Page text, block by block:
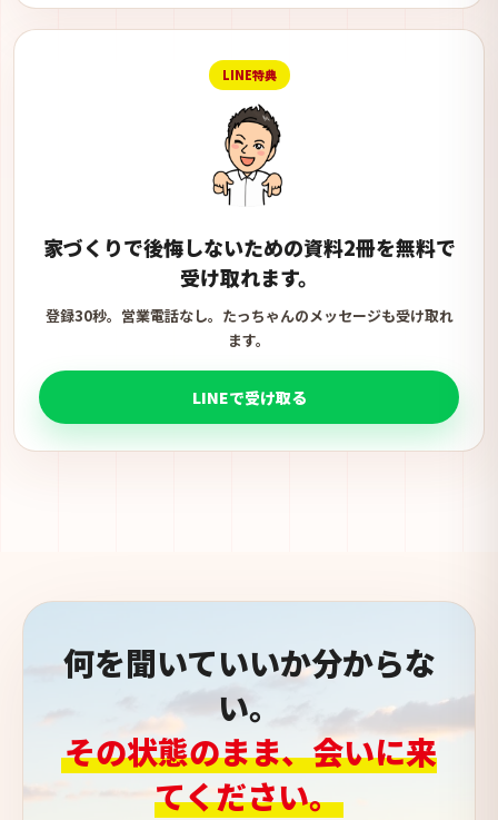
LINE特典
家づくりで後悔しないための資料2冊を無料で
受け取れます。
登録30秒。営業電話なし。たっちゃんのメッセージも受け取れ
ます。
LINEで受け取る
何を聞いていいか分からな
い。
その状態のまま、会いに来
てください。